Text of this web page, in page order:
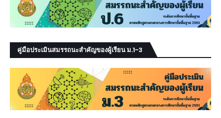
คู่มือประเมินสมรรถนะสำคัญของผู้เรียน ม.1-3